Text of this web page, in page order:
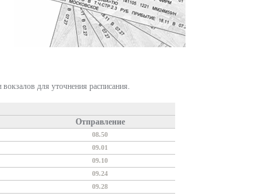
для уточнения расписания.
Отправление
08.50
09.01
09.10
09.24
09.28